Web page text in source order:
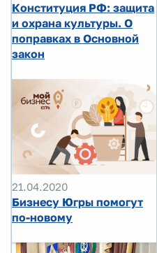
Конституция РФ: защита
и охрана культуры. О
поправках в Основной
закон
21.04.2020
Бизнесу Югры помогут
по-новому